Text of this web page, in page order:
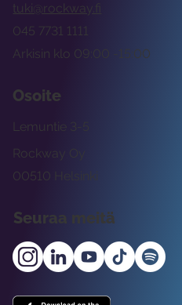
tuki@rockway.fi
Arkisin klo 09:00 -15:00
045 7731 1111
Osoite
Rockway Oy
Lemuntie 3-5
00510 Helsinki
Seuraa meitä